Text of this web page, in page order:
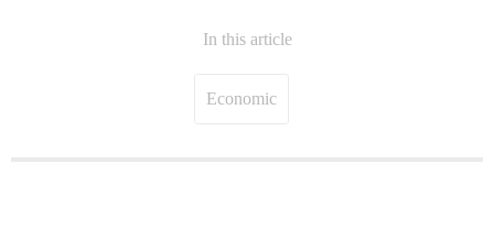
In this article
Economic